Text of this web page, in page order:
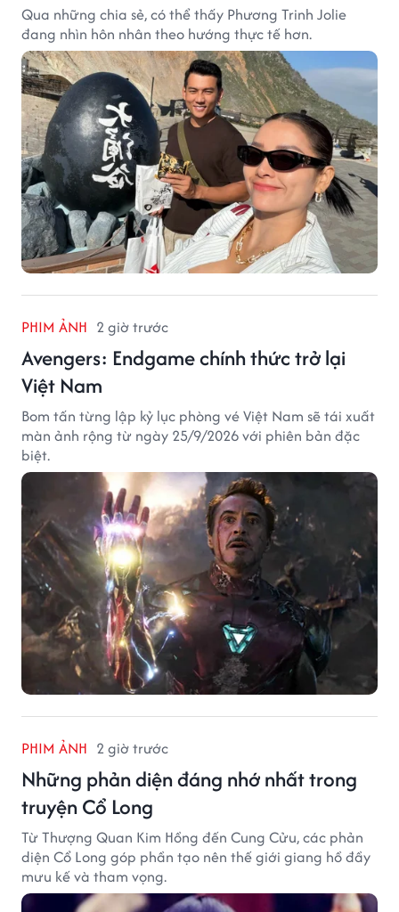
Qua những chia sẻ, có thể thấy Phương Trinh Jolie
đang nhìn hôn nhân theo hướng thực tế hơn.
PHIM ẢNH 2 giờ trước
Avengers: Endgame chính thức trở lại
Việt Nam
Bom tấn từng lập kỷ lục phòng vé Việt Nam sẽ tái xuất
màn ảnh rộng từ ngày 25/9/2026 với phiên bản đặc
biệt.
PHIM ẢNH 2 giờ trước
Những phản diện đáng nhớ nhất trong
truyện Cổ Long
Từ Thượng Quan Kim Hồng đến Cung Cửu, các phản
diện Cổ Long góp phần tạo nên thế giới giang hồ đầy
mưu kế và tham vọng.